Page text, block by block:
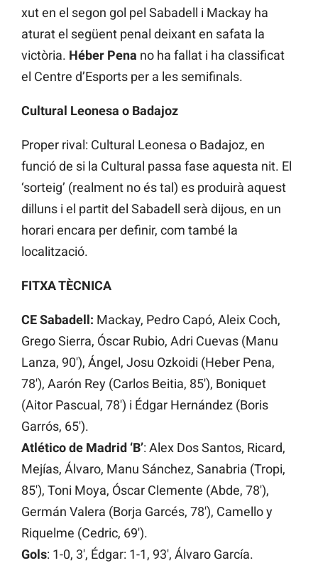
xut en el segon gol pel Sabadell i Mackay ha
aturat el següent penal deixant en safata la
victòria. Héber Pena no ha fallat i ha classificat
el Centre d’Esports per a les semifinals.
Cultural Leonesa o Badajoz
Proper rival: Cultural Leonesa o Badajoz, en
funció de si la Cultural passa fase aquesta nit. El
‘sorteig’ (realment no és tal) es produirà aquest
dilluns i el partit del Sabadell serà dijous, en un
horari encara per definir, com també la
localització.
FITXA TÈCNICA
CE Sabadell: Mackay, Pedro Capó, Aleix Coch,
Grego Sierra, Óscar Rubio, Adri Cuevas (Manu
Lanza, 90′), Ángel, Josu Ozkoidi (Heber Pena,
78′), Aarón Rey (Carlos Beitia, 85′), Boniquet
(Aitor Pascual, 78′) i Édgar Hernández (Boris
Garrós, 65′).
Atlético de Madrid ‘B’: Alex Dos Santos, Ricard,
Mejías, Álvaro, Manu Sánchez, Sanabria (Tropi,
85′), Toni Moya, Óscar Clemente (Abde, 78′),
Germán Valera (Borja Garcés, 78′), Camello y
Riquelme (Cedric, 69′).
Gols: 1-0, 3′, Édgar: 1-1, 93′, Álvaro García.